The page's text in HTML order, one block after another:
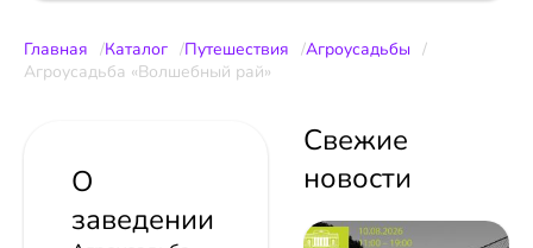
Главная Каталог Путешествия
Агроусадьбы
Агроусадьба «Волшебный рай»
О
заведении
Свежие
новости